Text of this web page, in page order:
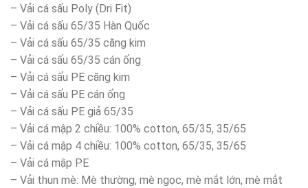
– Vải cá sấu Poly (Dri Fit)
– Vải cá sấu 65/35 Hàn Quốc
– Vải cá sấu 65/35 căng kim
– Vải cá sấu 65/35 cán ống
– Vải cá sấu PE căng kim
– Vải cá sấu PE cán ống
– Vải cá sấu PE giả 65/35
– Vải cá mập 2 chiều: 100% cotton, 65/35, 35/65
– Vải cá mập 4 chiều: 100% cotton, 65/35, 35/65
– Vải cá mập PE
– Vải thun mè: Mè thường, mè ngọc, mè mắt lớn, mè mắt